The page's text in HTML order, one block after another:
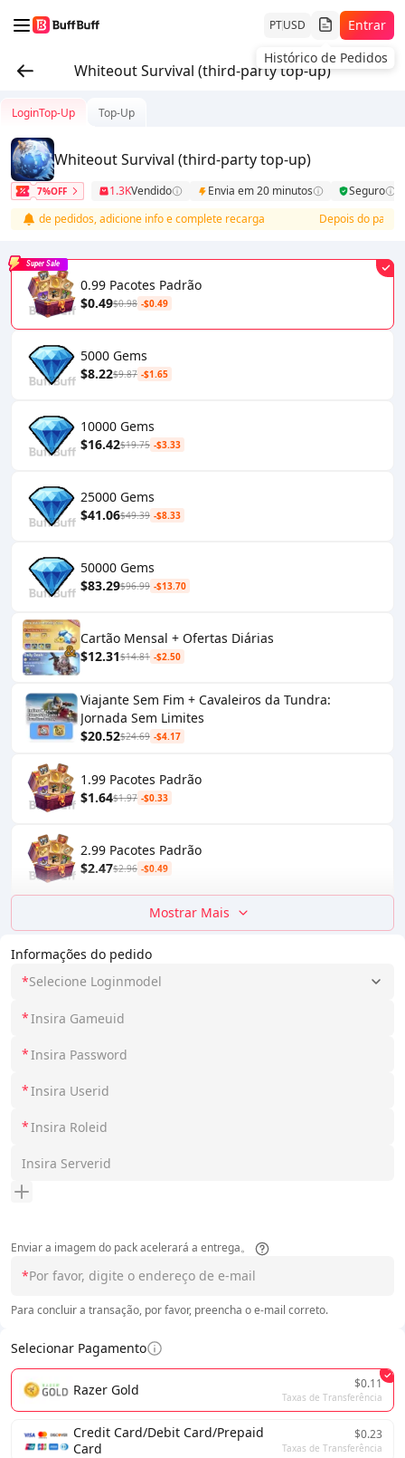
PTUSD
Histórico de Pedidos
Entrar
Whiteout Survival (third-party top-up)
Informações do pedido
*Selecione Loginmodel
*
*
*
*
Enviar a imagem do pack acelerará a entrega。
*
Para concluir a transação, por favor, preencha o e-mail correto.
Selecionar Pagamento
Razer Gold $0.11
Taxas de Transferência
Credit Card/Debit Card/Prepaid
Card
$0.23
Taxas de Transferência
LoginTop-Up Top-Up
Whiteout Survival (third-party top-up)
7%OFF 1.3KVendido Envia em 20 minutos
Seguro
de pedidos, adicione info e complete recarga
Depois do
0.99 Pacotes Padrão
$0.49$0.98 -$0.49
Super Sale
5000 Gems
$8.22$9.87 -$1.65
10000 Gems
$16.42$19.75 -$3.33
25000 Gems
$41.06$49.39 -$8.33
50000 Gems
$83.29$96.99 -$13.70
Cartão Mensal + Ofertas Diárias
$12.31$14.81 -$2.50
Viajante Sem Fim + Cavaleiros da Tundra:
Jornada Sem Limites
$20.52$24.69 -$4.17
1.99 Pacotes Padrão
$1.64$1.97 -$0.33
2.99 Pacotes Padrão
$2.47$2.96 -$0.49
Mostrar Mais